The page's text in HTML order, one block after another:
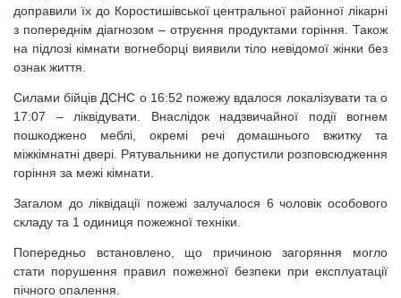
доправили їх до Коростишівської центральної районної лікарні
з попереднім діагнозом – отруєння продуктами горіння. Також
на підлозі кімнати вогнеборці виявили тіло невідомої жінки без
ознак життя.
Силами бійців ДСНС о 16:52 пожежу вдалося локалізувати та о
17:07 – ліквідувати. Внаслідок надзвичайної події вогнем
пошкоджено меблі, окремі речі домашнього вжитку та
міжкімнатні двері. Рятувальники не допустили розповсюдження
горіння за межі кімнати.
Загалом до ліквідації пожежі залучалося 6 чоловік особового
складу та 1 одиниця пожежної техніки.
Попередньо встановлено, що причиною загоряння могло
стати порушення правил пожежної безпеки при експлуатації
пічного опалення.